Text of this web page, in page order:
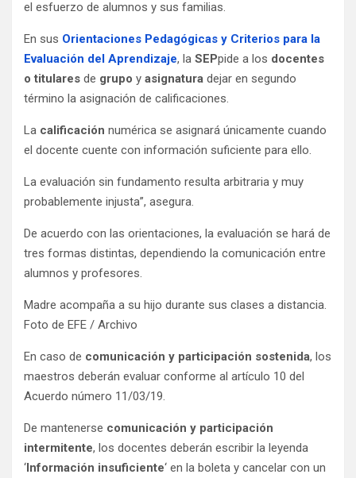
el esfuerzo de alumnos y sus familias.
En sus Orientaciones Pedagógicas y Criterios para la
Evaluación del Aprendizaje, la SEPpide a los docentes
o titulares de grupo y asignatura dejar en segundo
término la asignación de calificaciones.
La calificación numérica se asignará únicamente cuando
el docente cuente con información suficiente para ello.
La evaluación sin fundamento resulta arbitraria y muy
probablemente injusta”, asegura.
De acuerdo con las orientaciones, la evaluación se hará de
tres formas distintas, dependiendo la comunicación entre
alumnos y profesores.
Madre acompaña a su hijo durante sus clases a distancia.
Foto de EFE / Archivo
En caso de comunicación y participación sostenida, los
maestros deberán evaluar conforme al artículo 10 del
Acuerdo número 11/03/19.
De mantenerse comunicación y participación
intermitente, los docentes deberán escribir la leyenda
‘Información insuficiente‘ en la boleta y cancelar con un